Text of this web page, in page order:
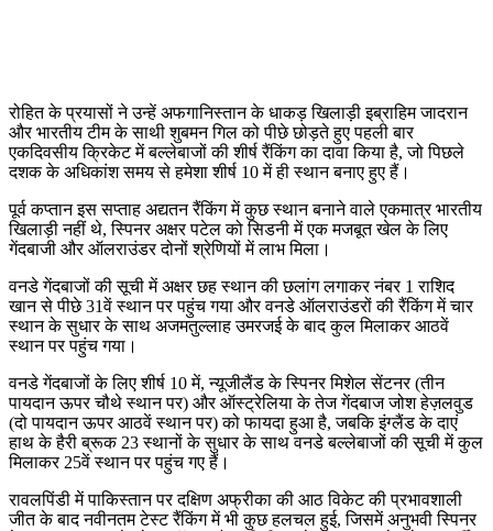
रोहित के प्रयासों ने उन्हें अफगानिस्तान के धाकड़ खिलाड़ी इब्राहिम जादरान
और भारतीय टीम के साथी शुबमन गिल को पीछे छोड़ते हुए पहली बार
एकदिवसीय क्रिकेट में बल्लेबाजों की शीर्ष रैंकिंग का दावा किया है, जो पिछले
दशक के अधिकांश समय से हमेशा शीर्ष 10 में ही स्थान बनाए हुए हैं।
पूर्व कप्तान इस सप्ताह अद्यतन रैंकिंग में कुछ स्थान बनाने वाले एकमात्र भारतीय
खिलाड़ी नहीं थे, स्पिनर अक्षर पटेल को सिडनी में एक मजबूत खेल के लिए
गेंदबाजी और ऑलराउंडर दोनों श्रेणियों में लाभ मिला।
वनडे गेंदबाजों की सूची में अक्षर छह स्थान की छलांग लगाकर नंबर 1 राशिद
खान से पीछे 31वें स्थान पर पहुंच गया और वनडे ऑलराउंडरों की रैंकिंग में चार
स्थान के सुधार के साथ अजमतुल्लाह उमरजई के बाद कुल मिलाकर आठवें
स्थान पर पहुंच गया।
वनडे गेंदबाजों के लिए शीर्ष 10 में, न्यूजीलैंड के स्पिनर मिशेल सेंटनर (तीन
पायदान ऊपर चौथे स्थान पर) और ऑस्ट्रेलिया के तेज गेंदबाज जोश हेज़लवुड
(दो पायदान ऊपर आठवें स्थान पर) को फायदा हुआ है, जबकि इंग्लैंड के दाएं
हाथ के हैरी ब्रूक 23 स्थानों के सुधार के साथ वनडे बल्लेबाजों की सूची में कुल
मिलाकर 25वें स्थान पर पहुंच गए हैं।
रावलपिंडी में पाकिस्तान पर दक्षिण अफ्रीका की आठ विकेट की प्रभावशाली
जीत के बाद नवीनतम टेस्ट रैंकिंग में भी कुछ हलचल हुई, जिसमें अनुभवी स्पिनर